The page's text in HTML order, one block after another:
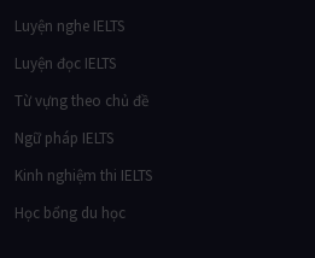
Luyện nghe IELTS
Luyện đọc IELTS
Từ vựng theo chủ đề
Ngữ pháp IELTS
Kinh nghiệm thi IELTS
Học bổng du học